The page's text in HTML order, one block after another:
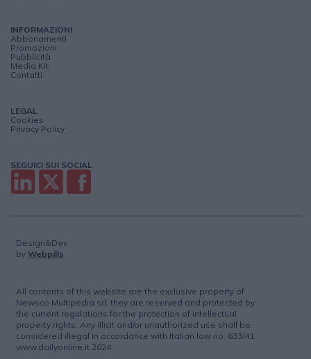
INFORMAZIONI
Abbonamenti
Promozioni
Pubblicità
Media Kit
Contatti
LEGAL
Cookies
Privacy Policy
SEGUICI SUI SOCIAL
Design&Dev
by Webpills
All contents of this website are the exclusive property of
Newsco Multipedia srl; they are reserved and protected by
the current regulations for the protection of intellectual
property rights. Any illicit and/or unauthorized use shall be
considered illegal in accordance with Italian law no. 633/41.
www.dailyonline.it 2024